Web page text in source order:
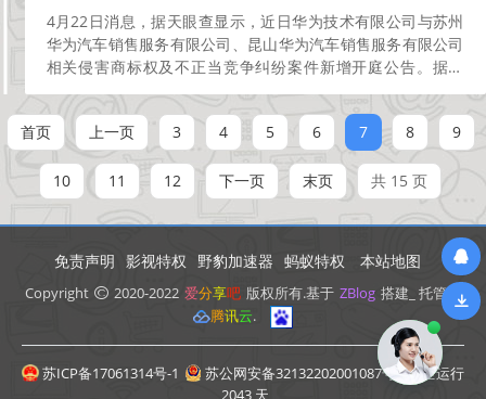
4月22日消息，据天眼查显示，近日华为技术有限公司与苏州
华为汽车销售服务有限公司、昆山华为汽车销售服务有限公司
相关侵害商标权及不正当竞争纠纷案件新增开庭公告。据了
解，这两起案件将于4月29日在苏州市中级人民法院开庭审...
[阅读更多]
首页
上一页 3 4 5 6 7 8 9
10 11 12 下一页 末页 共 15 页
免责声明 影视特权 野豹加速器 蚂蚁特权 本站地图
Copyright 2020-2022 爱分享吧 版权所有.基于 ZBlog 搭建_ 托管于
腾讯云.
苏ICP备17061314号-1 苏公网安备32132202001087号 . 安全运行
2043 天